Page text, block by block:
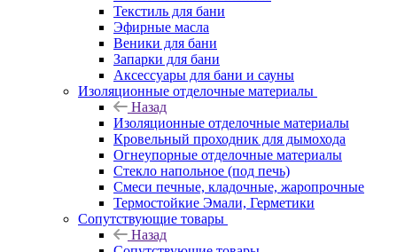
Текстиль для бани
Эфирные масла
Веники для бани
Запарки для бани
Аксессуары для бани и сауны
Изоляционные отделочные материалы
Назад
Изоляционные отделочные материалы
Кровельный проходник для дымохода
Огнеупорные отделочные материалы
Стекло напольное (под печь)
Смеси печные, кладочные, жаропрочные
Термостойкие Эмали, Герметики
Сопутствующие товары
Назад